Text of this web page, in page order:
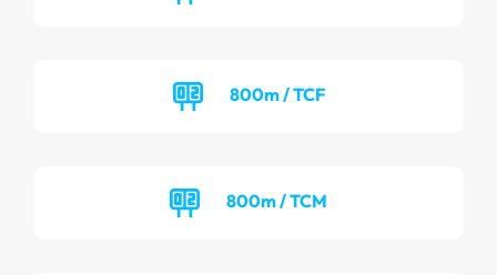
800m / TCF
800m / TCM